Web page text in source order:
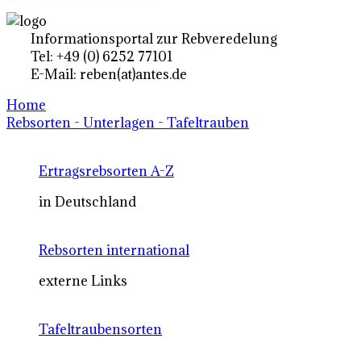
Informationsportal zur Rebveredelung
Tel: +49 (0) 6252 77101
E-Mail: reben(at)antes.de
Home
Rebsorten - Unterlagen - Tafeltrauben
Ertragsrebsorten A-Z
in Deutschland
Rebsorten international
externe Links
Tafeltraubensorten